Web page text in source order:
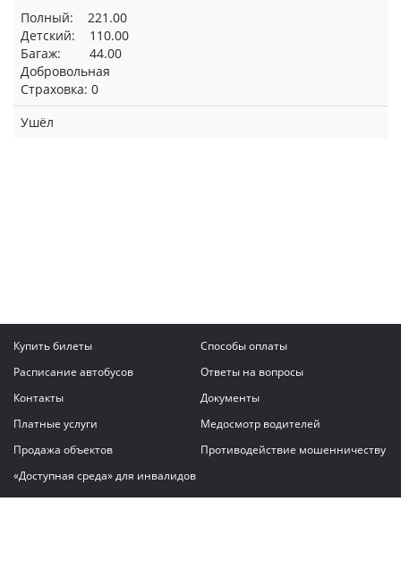
Полный: 221.00
Детский: 110.00
Багаж: 44.00
Добровольная
Страховка: 0
Ушёл
Купить билеты
Способы оплаты
Расписание автобусов
Ответы на вопросы
Контакты
Документы
Платные услуги
Медосмотр водителей
Продажа объектов
Противодействие мошенничеству
«Доступная среда» для инвалидов